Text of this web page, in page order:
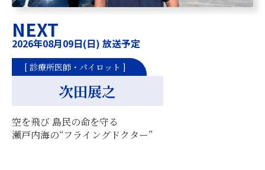
NEXT
2026年08月09日(日) 放送予定
次田展之
[ 診療所医師・パイロット ]
空を飛び 島民の命を守る
瀬戸内海の“フライングドクター”